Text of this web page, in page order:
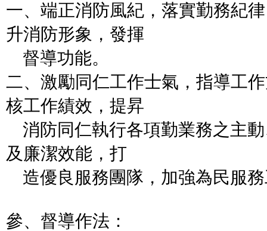
一、端正消防風紀，落實勤務紀
升消防形象，發揮
督導功能。
二、激勵同仁工作士氣，指導工
核工作績效，提昇
消防同仁執行各項勤業務之主
及廉潔效能，打
造優良服務團隊，加強為民服
參、督導作法：